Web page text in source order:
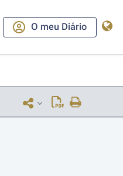
O meu Diário